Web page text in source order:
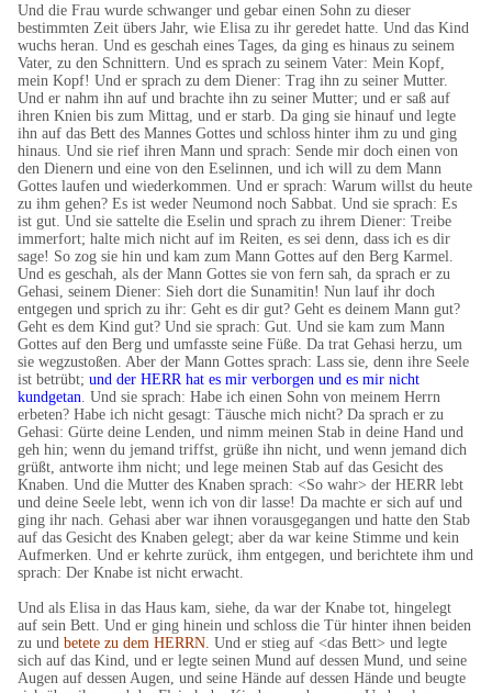
Und die Frau wurde schwanger und gebar einen Sohn zu dieser
bestimmten Zeit übers Jahr, wie Elisa zu ihr geredet hatte. Und das Kind
wuchs heran. Und es geschah eines Tages, da ging es hinaus zu seinem
Vater, zu den Schnittern. Und es sprach zu seinem Vater: Mein Kopf,
mein Kopf! Und er sprach zu dem Diener: Trag ihn zu seiner Mutter.
Und er nahm ihn auf und brachte ihn zu seiner Mutter; und er saß auf
ihren Knien bis zum Mittag, und er starb. Da ging sie hinauf und legte
ihn auf das Bett des Mannes Gottes und schloss hinter ihm zu und ging
hinaus. Und sie rief ihren Mann und sprach: Sende mir doch einen von
den Dienern und eine von den Eselinnen, und ich will zu dem Mann
Gottes laufen und wiederkommen. Und er sprach: Warum willst du heute
zu ihm gehen? Es ist weder Neumond noch Sabbat. Und sie sprach: Es
ist gut. Und sie sattelte die Eselin und sprach zu ihrem Diener: Treibe
immerfort; halte mich nicht auf im Reiten, es sei denn, dass ich es dir
sage! So zog sie hin und kam zum Mann Gottes auf den Berg Karmel.
Und es geschah, als der Mann Gottes sie von fern sah, da sprach er zu
Gehasi, seinem Diener: Sieh dort die Sunamitin! Nun lauf ihr doch
entgegen und sprich zu ihr: Geht es dir gut? Geht es deinem Mann gut?
Geht es dem Kind gut? Und sie sprach: Gut. Und sie kam zum Mann
Gottes auf den Berg und umfasste seine Füße. Da trat Gehasi herzu, um
sie wegzustoßen. Aber der Mann Gottes sprach: Lass sie, denn ihre Seele
ist betrübt;und der HERR hat es mir verborgen und es mir nicht
kundgetan . Und sie sprach: Habe ich einen Sohn von meinem Herrn
erbeten? Habe ich nicht gesagt: Täusche mich nicht? Da sprach er zu
Gehasi: Gürte deine Lenden, und nimm meinen Stab in deine Hand und
geh hin; wenn du jemand triffst, grüße ihn nicht, und wenn jemand dich
grüßt, antworte ihm nicht; und lege meinen Stab auf das Gesicht des
Knaben. Und die Mutter des Knaben sprach: <So wahr> der HERR lebt
und deine Seele lebt, wenn ich von dir lasse! Da machte er sich auf und
ging ihr nach. Gehasi aber war ihnen vorausgegangen und hatte den Stab
auf das Gesicht des Knaben gelegt; aber da war keine Stimme und kein
Aufmerken. Und er kehrte zurück, ihm entgegen, und berichtete ihm und
sprach: Der Knabe ist nicht erwacht.
Und als Elisa in das Haus kam, siehe, da war der Knabe tot, hingelegt
auf sein Bett. Und er ging hinein und schloss die Tür hinter ihnen beiden
zu undbetete zu dem HERRN.Und er stieg auf <das Bett> und legte
sich auf das Kind, und er legte seinen Mund auf dessen Mund, und seine
Augen auf dessen Augen, und seine Hände auf dessen Hände und beugte